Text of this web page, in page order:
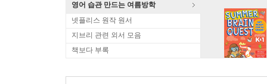
영어 습관 만드는 여름방학
넷플리스 원작 원서
지브리 관련 외서 모음
책보다 부록